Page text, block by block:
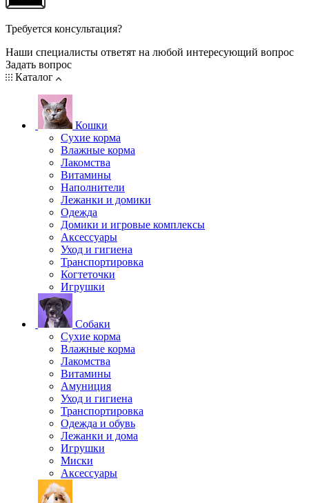
Требуется консультация?
Наши специалисты ответят на любой интересующий вопрос
Задать вопрос
Каталог
Кошки
Сухие корма
Влажные корма
Лакомства
Витамины
Наполнители
Лежанки и домики
Одежда
Домики и игровые комплексы
Аксессуары
Уход и гигиена
Транспортировка
Когтеточки
Игрушки
Собаки
Сухие корма
Влажные корма
Лакомства
Витамины
Амуниция
Уход и гигиена
Транспортировка
Одежда и обувь
Лежанки и дома
Игрушки
Миски
Аксессуары